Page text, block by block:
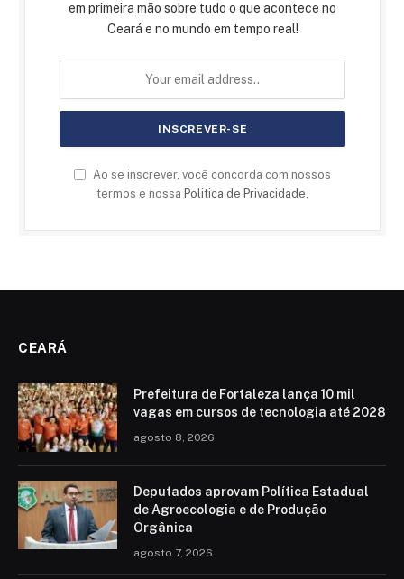
em primeira mão sobre tudo o que acontece no
Ceará e no mundo em tempo real!
Ao se inscrever, você concorda com nossos
termos e nossa Politica de Privacidade
CEARÁ
Prefeitura de Fortaleza lança 10 mil
vagas em cursos de tecnologia até 2028
agosto 8, 2026
Deputados aprovam Política Estadual
de Agroecologia e de Produção
Orgânica
agosto 7, 2026